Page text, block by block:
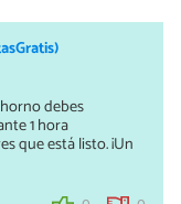
debes
1 hora
que está listo. ¡Un